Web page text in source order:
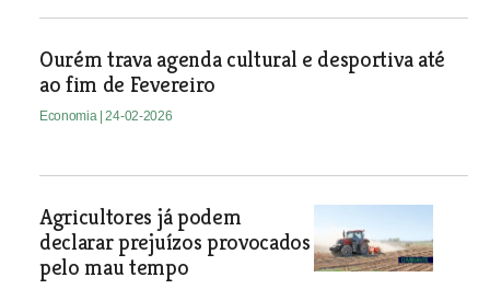
Ourém trava agenda cultural e desportiva até
ao fim de Fevereiro
Economia | 24-02-2026
Agricultores já podem
declarar prejuízos provocados
pelo mau tempo